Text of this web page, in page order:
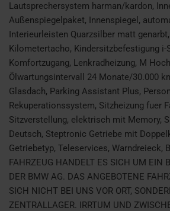
Lautsprechersystem harman/kardon,
Außenspiegelpaket, Innenspiegel,
Interieurleisten Quarzsilber matt
Kilometertacho, Kindersitzbefestigung i-
Komfortzugang, Lenkradheizung, M
Ölwartungsintervall 24 Monate/30.000
Glasdach, Parking Assistant Plus,
Rekuperationssystem, Sitzheizung fuer
Sitzverstellung, elektrisch mit Memory,
Deutsch, Steptronic Getriebe mit
Getriebetyp, Teleservices, Warndreieck,
FAHRZEUG HANDELT ES SICH UM EIN
DER BMW AG. DAS ANGEBOTENE
SICH NICHT BEI UNS VOR ORT,
ZENTRALLAGER. IRRTUM UND